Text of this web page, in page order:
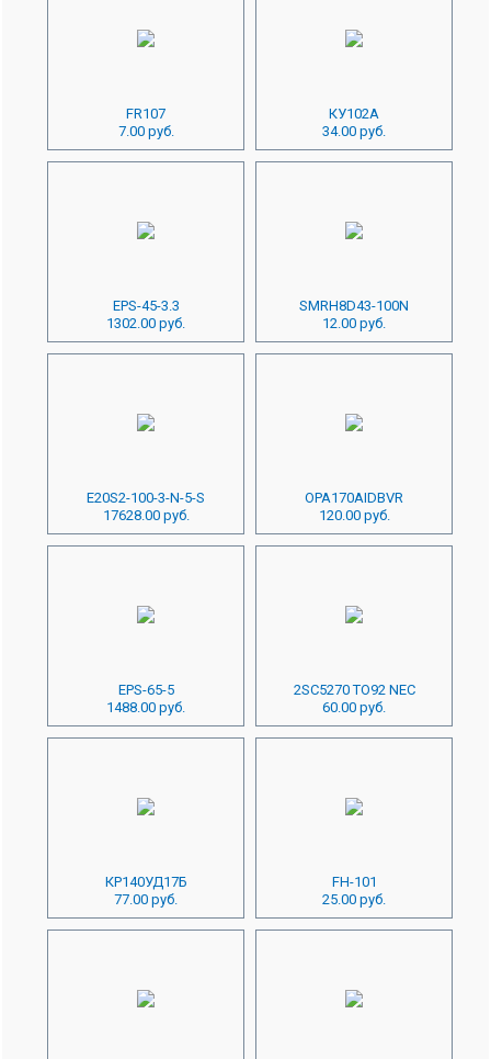
FR107
7.00 руб.
КУ102А
34.00 руб.
EPS-45-3.3
1302.00 руб.
SMRH8D43-100N
12.00 руб.
E20S2-100-3-N-5-S
17628.00 руб.
OPA170AIDBVR
120.00 руб.
EPS-65-5
1488.00 руб.
2SC5270 TO92 NEC
60.00 руб.
КР140УД17Б
77.00 руб.
FH-101
25.00 руб.